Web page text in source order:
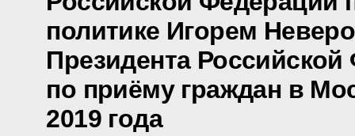
политике Игорем
Президента
по приёму граждан в
2019 года